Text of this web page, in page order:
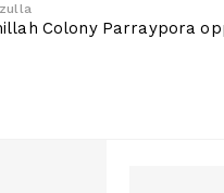
Colony Parraypora